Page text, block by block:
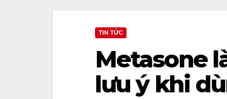
TIN TỨC
Metasone
lưu ý khi